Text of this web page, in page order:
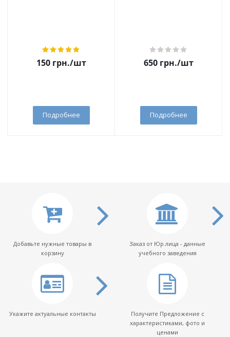
150 грн./шт
Подробнее
650 грн./шт
Подробнее
Добавьте нужные товары в
корзину
Заказ от Юр.лица - данные
учебного заведения
Укажите актуальные контакты
Получите Предложение с
характеристиками, фото и
ценами